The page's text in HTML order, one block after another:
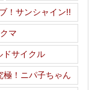
！サンシャイン!!
マ
ドサイクル
極！ニパ子ちゃん